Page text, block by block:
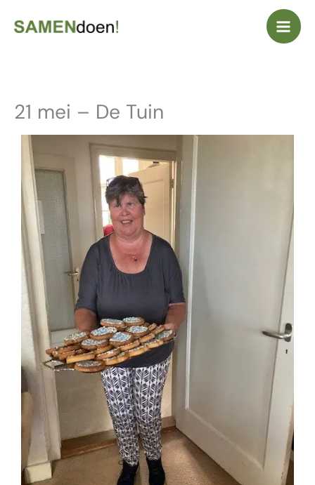
naar
21 mei – De Tuin